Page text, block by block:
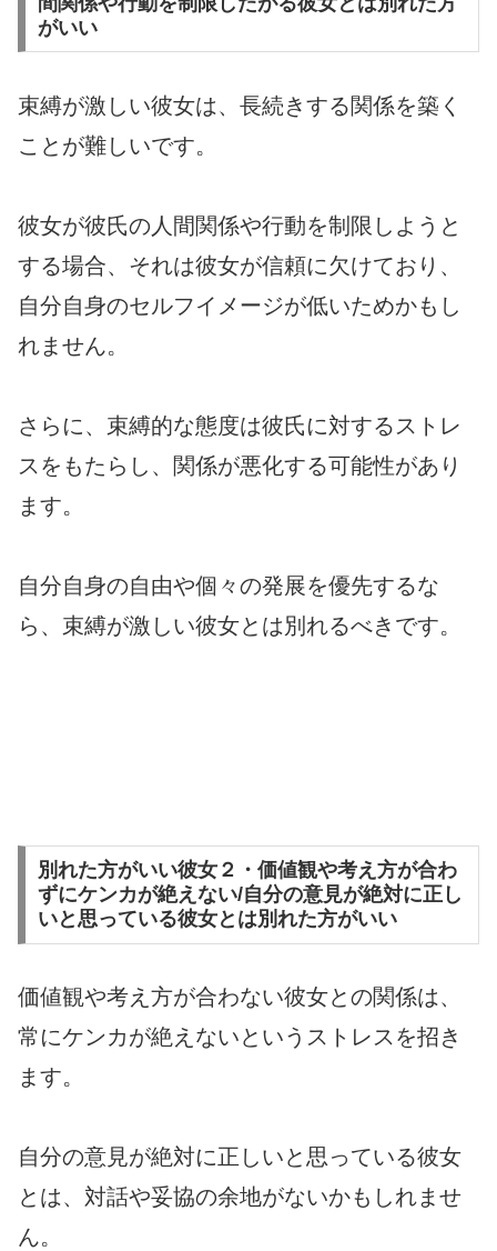
がいい
束縛が激しい彼女は、長続きする関係を築く
ことが難しいです。
彼女が彼氏の人間関係や行動を制限しようと
する場合、それは彼女が信頼に欠けており、
自分自身のセルフイメージが低いためかもし
れません。
さらに、束縛的な態度は彼氏に対するストレ
スをもたらし、関係が悪化する可能性があり
ます。
自分自身の自由や個々の発展を優先するな
ら、束縛が激しい彼女とは別れるべきです。
別れた方がいい彼女２・価値観や考え方が合わ
ずにケンカが絶えない/自分の意見が絶対に正し
いと思っている彼女とは別れた方がいい
価値観や考え方が合わない彼女との関係は、
常にケンカが絶えないというストレスを招き
ます。
自分の意見が絶対に正しいと思っている彼女
とは、対話や妥協の余地がないかもしれませ
ん。